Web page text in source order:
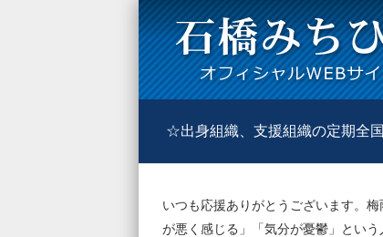
☆出身組織、支援組織の定期全
いつも応援ありがとうございます。
が悪く感じる」「気分が憂鬱」とい